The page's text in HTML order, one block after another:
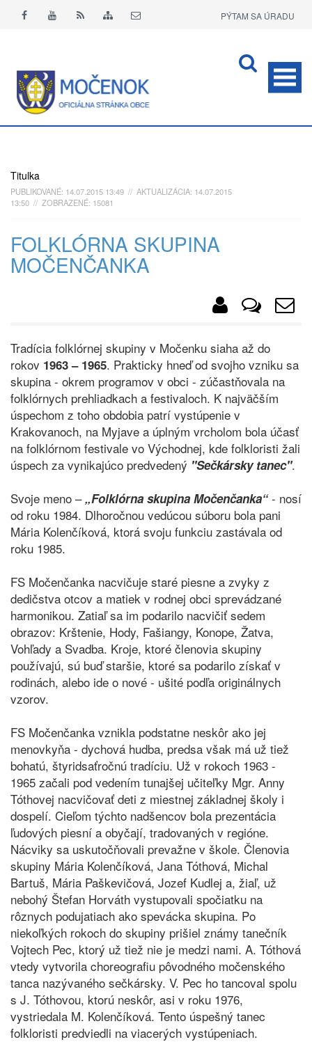
PÝTAM SA ÚRADU
Titulka
PUBLIKOVANÉ: 14.07.2015 13:49 // AKTUALIZÁCIA: 14.07.2015
13:50 // ZOBRAZENÉ: 15081
FOLKLÓRNA SKUPINA
MOČENČANKA
Tradícia folklórnej skupiny v Močenku siaha až do
rokov 1963 – 1965. Prakticky hneď od svojho vzniku sa
skupina - okrem programov v obci - zúčastňovala na
folklórnych prehliadkach a festivaloch. K najväčším
úspechom z toho obdobia patrí vystúpenie v
Krakovanoch, na Myjave a úplným vrcholom bola účasť
na folklórnom festivale vo Východnej, kde folkloristi žali
úspech za vynikajúco predvedený "Sečkársky tanec".
Svoje meno –„Folklórna skupina Močenčanka“- nosí
od roku 1984. Dlhoročnou vedúcou súboru bola pani
Mária Kolenčíková, ktorá svoju funkciu zastávala od
roku 1985.
FS Močenčanka nacvičuje staré piesne a zvyky z
dedičstva otcov a matiek v rodnej obci sprevádzané
harmonikou. Zatiaľ sa im podarilo nacvičiť sedem
obrazov: Krštenie, Hody, Fašiangy, Konope, Žatva,
Vohľady a Svadba. Kroje, ktoré členovia skupiny
používajú, sú buď staršie, ktoré sa podarilo získať v
rodinách, alebo ide o nové - ušité podľa originálnych
vzorov.
FS Močenčanka vznikla podstatne neskôr ako jej
menovkyňa - dychová hudba, predsa však má už tiež
bohatú, štyridsaťročnú tradíciu. Už v rokoch 1963 -
1965 začali pod vedením tunajšej učiteľky Mgr. Anny
Tóthovej nacvičovať deti z miestnej základnej školy i
dospelí. Cieľom týchto nadšencov bola prezentácia
ľudových piesní a obyčají, tradovaných v regióne.
Nácviky sa uskutočňovali prevažne v škole. Členovia
skupiny Mária Kolenčíková, Jana Tóthová, Michal
Bartuš, Mária Paškevičová, Jozef Kudlej a, žiaľ, už
nebohý Štefan Horváth vystupovali spočiatku na
rôznych podujatiach ako spevácka skupina. Po
niekoľkých rokoch do skupiny prišiel známy tanečník
Vojtech Pec, ktorý už tiež nie je medzi nami. A. Tóthová
vtedy vytvorila choreografiu pôvodného močenského
tanca nazývaného sečkársky. V. Pec ho tancoval spolu
s J. Tóthovou, ktorú neskôr, asi v roku 1976,
vystriedala M. Kolenčíková. Tento úspešný tanec
folkloristi predviedli na viacerých vystúpeniach.